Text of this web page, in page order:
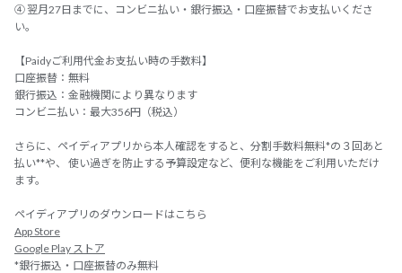
④ 翌月27日までに、コンビニ払い・銀行振込・口座振替でお支払いくださ
い。
【Paidyご利用代金お支払い時の手数料】
口座振替：無料
銀行振込：金融機関により異なります
コンビニ払い：最大356円（税込）
さらに、ペイディアプリから本人確認をすると、分割手数料無料*の３回あと
払い**や、 使い過ぎを防止する予算設定など、便利な機能をご利用いただけ
ます。
ペイディアプリのダウンロードはこちら
App Store
Google Play ストア
*銀行振込・口座振替のみ無料